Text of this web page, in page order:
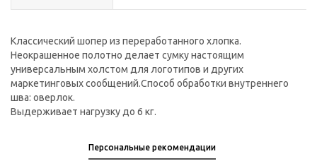
Классический шопер из переработанного хлопка.
Неокрашенное полотно делает сумку настоящим
универсальным холстом для логотипов и других
маркетинговых сообщений.Способ обработки внутреннего
шва: оверлок.
Выдерживает нагрузку до 6 кг.
Персональные рекомендации